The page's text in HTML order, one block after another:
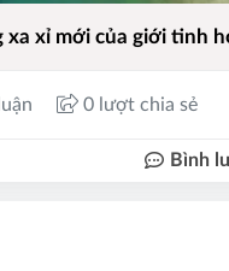
xa xỉ mới của giới tinh
0 lượt chia sẻ
Bình